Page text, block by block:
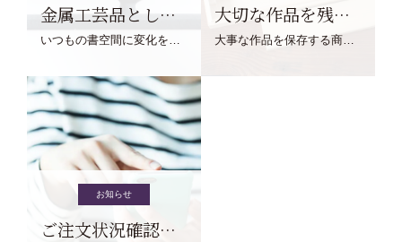
金属工芸品としての文鎮 大切な作品を残す作品保存商品
お知らせ
ご注文状況確認について